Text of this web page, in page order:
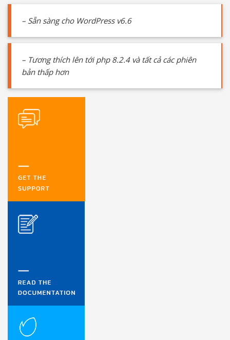
– Sẵn sàng cho WordPress v6.6
– Tương thích lên tới php 8.2.4 và tất cả các phiên
bản thấp hơn